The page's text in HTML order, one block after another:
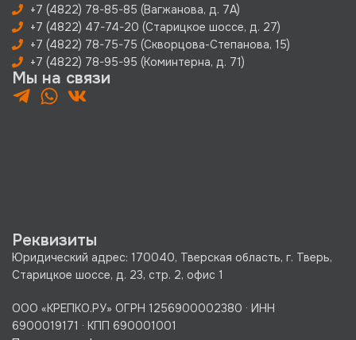
+7 (4822) 78-85-85 (Вагжанова, д. 7А)
+7 (4822) 47-74-20 (Старицкое шоссе, д. 27)
+7 (4822) 78-75-75 (Скворцова-Степанова, 15)
+7 (4822) 78-95-95 (Коминтерна, д. 71)
Мы на связи
Реквизиты
Юридический адрес: 170040, Тверская область, г. Тверь,
Старицкое шоссе, д. 23, стр. 2, офис 1
ООО «КРЕПКО.РУ» ОГРН 1256900002380 · ИНН
6900019171 · КПП 690001001